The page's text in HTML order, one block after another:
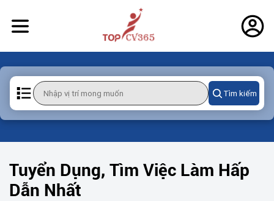
Tìm kiếm
Tuyển Dụng, Tìm Việc Làm Hấp
Dẫn Nhất